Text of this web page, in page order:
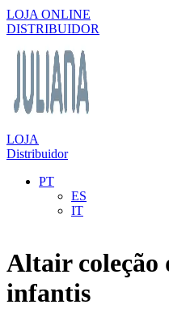
LOJA ONLINE
DISTRIBUIDOR
LOJA
Distribuidor
PT
ES
IT
Altair coleção
infantis